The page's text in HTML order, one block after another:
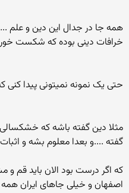
همه جا در جدال این دین و علم
خرافات دینی بوده که شکست
حتی یک نمونه نمیتونی پیدا
مثلا دین گفته باشه که
گفته ....و بعدا معلوم بشه و
که اگر درست بود الان باید قم
اصفهان و خیلی جاهای ایران